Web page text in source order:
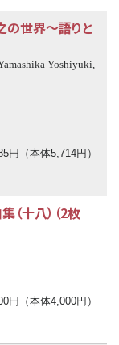
の世界〜語りと
Yoshiyuki,
円（本体5,714円）
（十八）（2枚
円（本体4,000円）